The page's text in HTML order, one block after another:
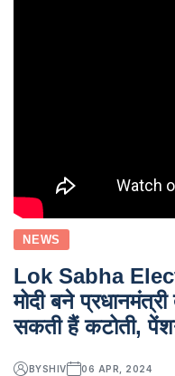
NEWS
Lok Sabha
मोदी बने
सकती हैं कटोती,
BYSHIV 06 APR, 2024